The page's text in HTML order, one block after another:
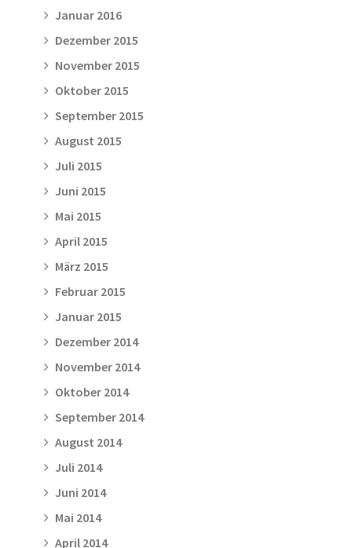
Januar 2016
Dezember 2015
November 2015
Oktober 2015
September 2015
August 2015
Juli 2015
Juni 2015
Mai 2015
April 2015
März 2015
Februar 2015
Januar 2015
Dezember 2014
November 2014
Oktober 2014
September 2014
August 2014
Juli 2014
Juni 2014
Mai 2014
April 2014